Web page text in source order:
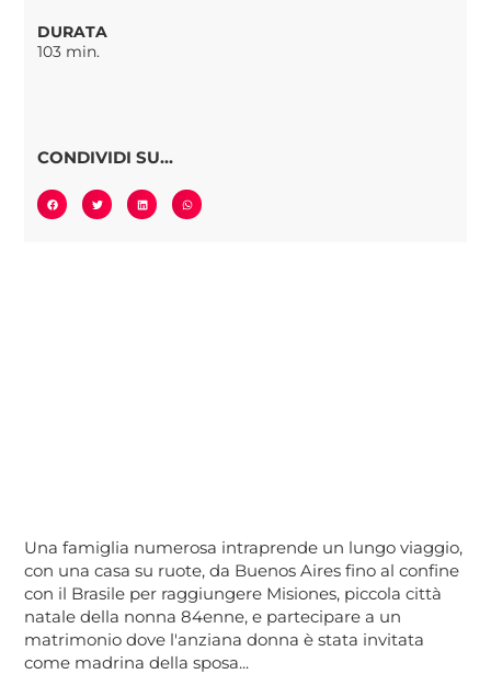
DURATA
103 min.
CONDIVIDI SU...
Una famiglia numerosa intraprende un lungo viaggio,
con una casa su ruote, da Buenos Aires fino al confine
con il Brasile per raggiungere Misiones, piccola città
natale della nonna 84enne, e partecipare a un
matrimonio dove l'anziana donna è stata invitata
come madrina della sposa...